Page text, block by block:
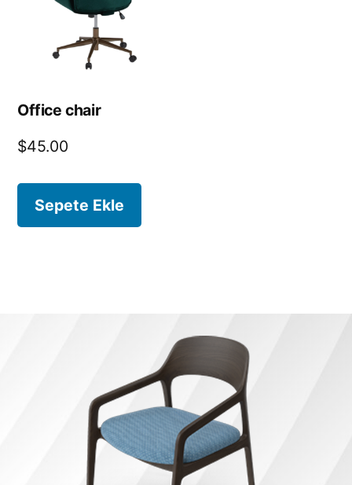
Office chair
$45.00
Sepete Ekle